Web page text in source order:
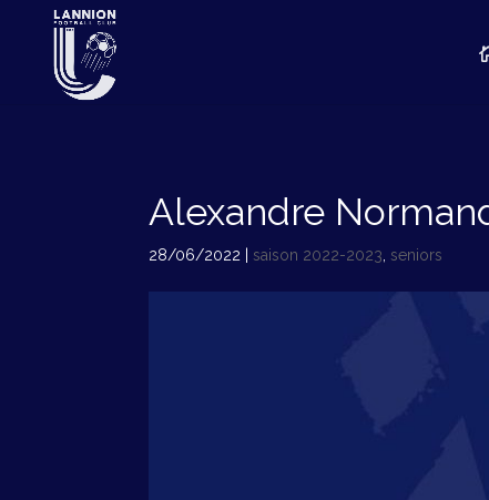
Alexandre
28/06/2022 saison 2022-2023 seniors